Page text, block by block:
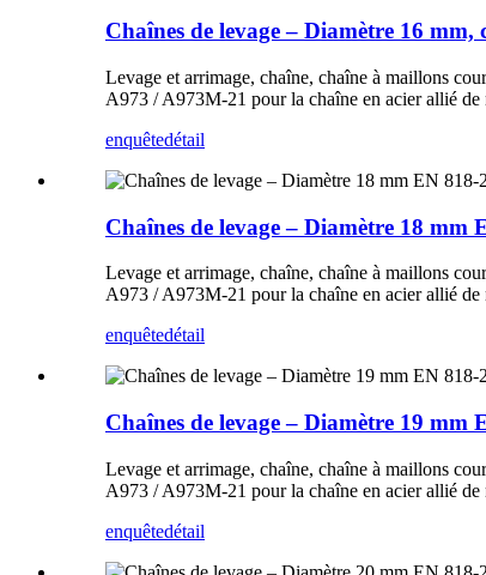
Chaînes de levage – Diamètre 16
Levage et arrimage, chaîne, chaîne à maillons
A973 / A973M-21 pour la chaîne en acier allié de
enquêtedétail
Chaînes de levage – Diamètre 18
Levage et arrimage, chaîne, chaîne à maillons
A973 / A973M-21 pour la chaîne en acier allié de
enquêtedétail
Chaînes de levage – Diamètre 19
Levage et arrimage, chaîne, chaîne à maillons
A973 / A973M-21 pour la chaîne en acier allié de
enquêtedétail